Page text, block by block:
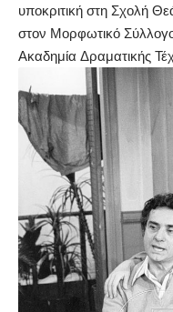
υποκριτική στη Σχολή
στον Μορφωτικό
Ακαδημία Δραματικής